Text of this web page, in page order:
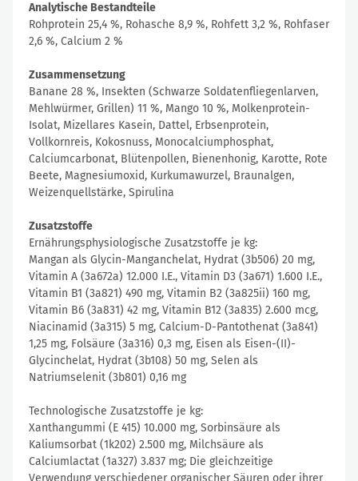
Analytische Bestandteile
Rohprotein 25,4 %, Rohasche 8,9 %, Rohfett 3,2 %, Rohfaser
2,6 %, Calcium 2 %
Zusammensetzung
Banane 28 %, Insekten (Schwarze Soldatenfliegenlarven,
Mehlwürmer, Grillen) 11 %, Mango 10 %, Molkenprotein-
Isolat, Mizellares Kasein, Dattel, Erbsenprotein,
Vollkornreis, Kokosnuss, Monocalciumphosphat,
Calciumcarbonat, Blütenpollen, Bienenhonig, Karotte, Rote
Beete, Magnesiumoxid, Kurkumawurzel, Braunalgen,
Weizenquellstärke, Spirulina
Zusatzstoffe
Ernährungsphysiologische Zusatzstoffe je kg:
Mangan als Glycin-Manganchelat, Hydrat (3b506) 20 mg,
Vitamin A (3a672a) 12.000 I.E., Vitamin D3 (3a671) 1.600 I.E.,
Vitamin B1 (3a821) 490 mg, Vitamin B2 (3a825ii) 160 mg,
Vitamin B6 (3a831) 42 mg, Vitamin B12 (3a835) 2.600 mcg,
Niacinamid (3a315) 5 mg, Calcium-D-Pantothenat (3a841)
1,25 mg, Folsäure (3a316) 0,3 mg, Eisen als Eisen-(II)-
Glycinchelat, Hydrat (3b108) 50 mg, Selen als
Natriumselenit (3b801) 0,16 mg
Technologische Zusatzstoffe je kg:
Xanthangummi (E 415) 10.000 mg, Sorbinsäure als
Kaliumsorbat (1k202) 2.500 mg, Milchsäure als
Calciumlactat (1a327) 3.837 mg; Die gleichzeitige
Verwendung verschiedener organischer Säuren oder ihrer